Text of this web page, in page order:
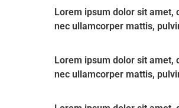
Lorem ipsum dolor sit amet,
nec ullamcorper mattis,
Lorem ipsum dolor sit amet,
nec ullamcorper mattis,